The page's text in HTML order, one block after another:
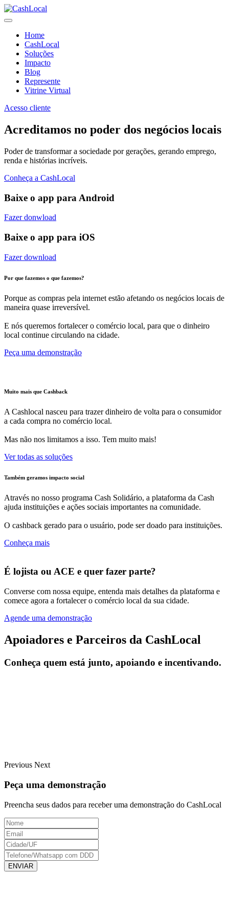
Home
CashLocal
Soluções
Impacto
Blog
Represente
Vitrine Virtual
Acesso cliente
Acreditamos no poder dos negócios locais
Poder de transformar a sociedade por gerações, gerando emprego,
renda e histórias incríveis.
Conheça a CashLocal
Baixe o app para Android
Fazer donwload
Baixe o app para iOS
Fazer download
Por que fazemos o que fazemos?
Porque as compras pela internet estão afetando os negócios locais de
maneira quase irreversível.
E nós queremos fortalecer o comércio local, para que o dinheiro
local continue circulando na cidade.
Peça uma demonstração
Muito mais que Cashback
A Cashlocal nasceu para trazer dinheiro de volta para o consumidor
a cada compra no comércio local.
Mas não nos limitamos a isso. Tem muito mais!
Ver todas as soluções
Também geramos impacto social
Através no nosso programa Cash Solidário, a plataforma da Cash
ajuda instituições e ações sociais importantes na comunidade.
O cashback gerado para o usuário, pode ser doado para instituições.
Conheça mais
É lojista ou ACE e quer fazer parte?
Converse com nossa equipe, entenda mais detalhes da plataforma e
comece agora a fortalecer o comércio local da sua cidade.
Agende uma demonstração
Apoiadores e Parceiros da CashLocal
Conheça quem está junto, apoiando e incentivando.
Previous Next
Peça uma demonstração
Preencha seus dados para receber uma demonstração do CashLocal
ENVIAR